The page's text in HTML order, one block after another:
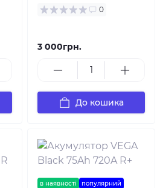
0
3 000грн.
До кошика
в наявності популярний